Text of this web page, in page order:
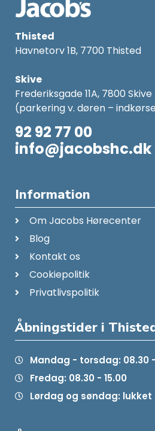
Thisted
Havnetorv 1B, 7700 Thisted
Skive
Frederiksgade 11A, 7800 Skive
(parkering v. døren –
92 92 77 00
info@jacobshc.dk
Information
Om Jacobs Hørecenter
Blog
Kontakt os
Cookiepolitik
Privatlivspolitik
Åbningstider i
Mandag - torsdag: 08.30 -
Fredag: 08.30 - 15.00
Lørdag og søndag: lukket